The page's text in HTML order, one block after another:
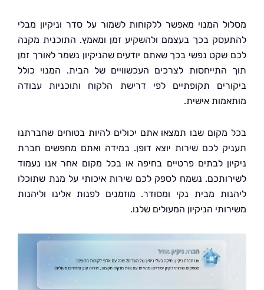
המנוי מאפשר ללקוחות לשמור על סדר וניקיון מבלי
בכך בעצמם ולהשקיע זמן ומאמץ. התוכנית מקנה
נפשי בכך שאתם יודעים שהניקיון נשמר לאורך זמן
לצרכים העכשוויים של הבית. המנוי כולל
תקופתיים לפי דרישת הלקוח ותוכניות עבודה
אישית.
שבו תמצאו אתם יכולים להיות בטוחים שחברתנו
לכם שירות יוצא דופן. במידה ואתם מחפשים חברת
לבתים פרטיים בחיפה או בכל מקום אחר אנו נעמוד
נשמח לספק לכם שירות איכותי על מנת שתוכלו
מבית נקי ומסודר. מוזמנים לפנות אלינו וליהנות
הניקיון המעולים שלנו.